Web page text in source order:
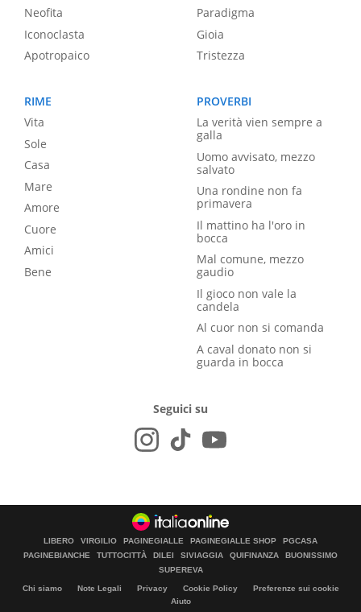
Neofita
Iconoclasta
Apotropaico
Paradigma
Gioia
Tristezza
RIME
Vita
Sole
Casa
Mare
Amore
Cuore
Amici
Bene
PROVERBI
La verità vien sempre a
galla
Uomo avvisato, mezzo
salvato
Una rondine non fa
primavera
Il mattino ha l'oro in
bocca
Mal comune, mezzo
gaudio
Il gioco non vale la
candela
Al cuor non si comanda
A caval donato non si
guarda in bocca
Seguici su
LIBERO VIRGILIO PAGINEGIALLE PAGINEGIALLE SHOP
PGCASA
PAGINEBIANCHE
TUTTOCITTÀ DILEI SIVIAGGIA QUIFINANZA
BUONISSIMO
SUPEREVA
Chi siamo Note Legali Privacy Cookie Policy
Preferenze sui cookie
Aiuto